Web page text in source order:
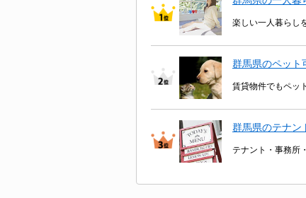
楽しい一人暮らし
群馬県のペット
賃貸物件でもペッ
群馬県のテナン
テナント・事務所